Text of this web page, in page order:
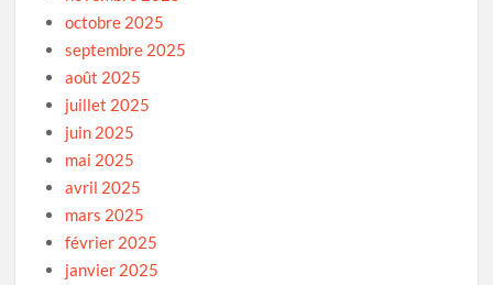
octobre 2025
septembre 2025
août 2025
juillet 2025
juin 2025
mai 2025
avril 2025
mars 2025
février 2025
janvier 2025